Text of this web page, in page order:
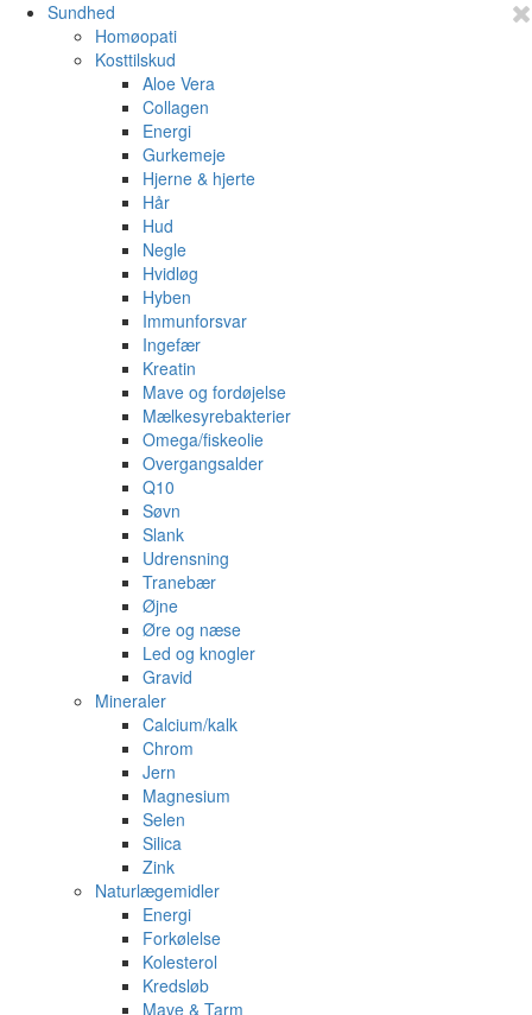
Sundhed
Homøopati
Kosttilskud
Aloe Vera
Collagen
Energi
Gurkemeje
Hjerne & hjerte
Hår
Hud
Negle
Hvidløg
Hyben
Immunforsvar
Ingefær
Kreatin
Mave og fordøjelse
Mælkesyrebakterier
Omega/fiskeolie
Overgangsalder
Q10
Søvn
Slank
Udrensning
Tranebær
Øjne
Øre og næse
Led og knogler
Gravid
Mineraler
Calcium/kalk
Chrom
Jern
Magnesium
Selen
Silica
Zink
Naturlægemidler
Energi
Forkølelse
Kolesterol
Kredsløb
Mave & Tarm